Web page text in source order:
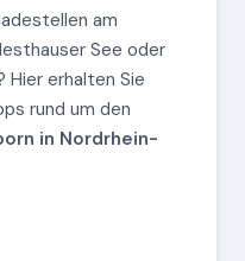
am
See oder
Hier erhalten Sie
rund um den
in Nordrhein-